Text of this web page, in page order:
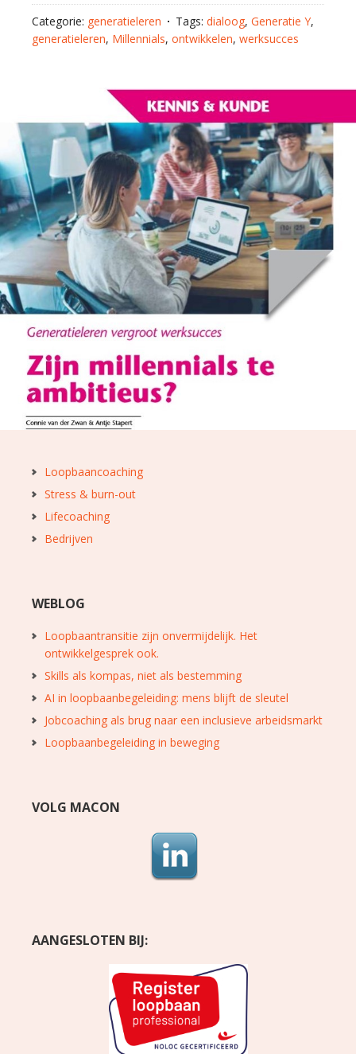
Categorie: generatieleren Tags: dialoog, Generatie Y,
generatieleren, Millennials, ontwikkelen, werksucces
Loopbaancoaching
Stress & burn-out
Lifecoaching
Bedrijven
WEBLOG
Loopbaantransitie zijn onvermijdelijk. Het
ontwikkelgesprek ook.
Skills als kompas, niet als bestemming
AI in loopbaanbegeleiding: mens blijft de sleutel
Jobcoaching als brug naar een inclusieve arbeidsmarkt
Loopbaanbegeleiding in beweging
VOLG MACON
AANGESLOTEN BIJ: